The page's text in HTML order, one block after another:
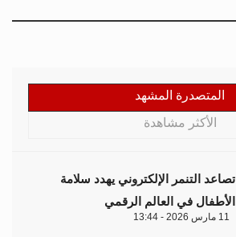
المتصدرة المشهد
الأكثر مشاهدة
تصاعد التنمر الإلكتروني يهدد سلامة
الأطفال في العالم الرقمي
11 مارس 2026 - 13:44